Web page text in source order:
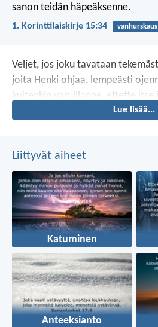
sanon teidän häpeäksenne.
1. Korinttilaiskirje 15:34 vanhurskaus
Veljet, jos joku tavataan
joita Henki ohjaa, lempeästi
kuitenkin varuillanne, ettette itse
Lue lisää...
Liittyvät aiheet
Katuminen
Anteeksianto